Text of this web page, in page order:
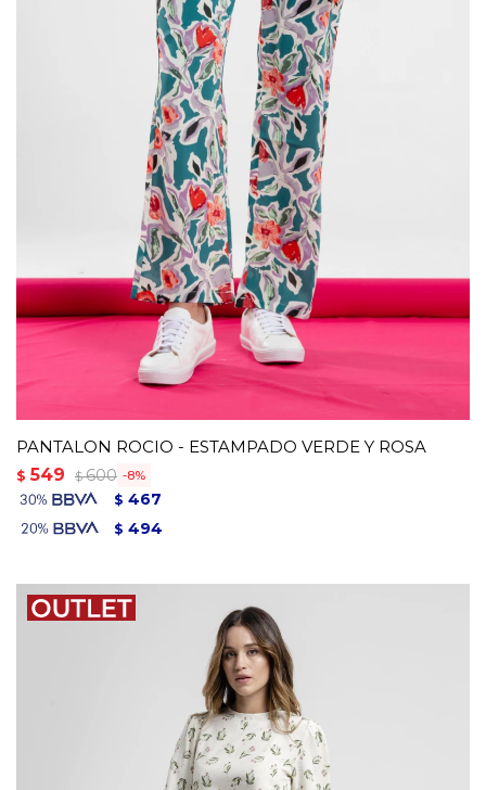
PANTALON ROCIO - ESTAMPADO VERDE Y ROSA
$ 549 $ 600 8
$ 467
$ 494